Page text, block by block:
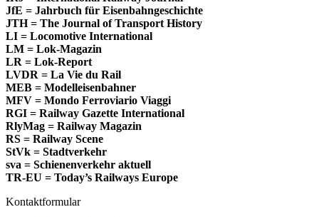
JfE = Jahrbuch für Eisenbahngeschichte
JTH = The Journal of Transport History
LI = Locomotive International
LM = Lok-Magazin
LR = Lok-Report
LVDR = La Vie du Rail
MEB = Modelleisenbahner
MFV = Mondo Ferroviario Viaggi
RGI = Railway Gazette International
RlyMag = Railway Magazin
RS = Railway Scene
StVk = Stadtverkehr
sva = Schienenverkehr aktuell
TR-EU = Today’s Railways Europe
Kontaktformular